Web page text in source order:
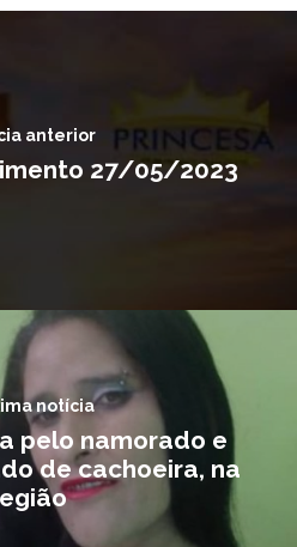
anterior
27/05/2023
notícia
pelo namorado e
de cachoeira, na